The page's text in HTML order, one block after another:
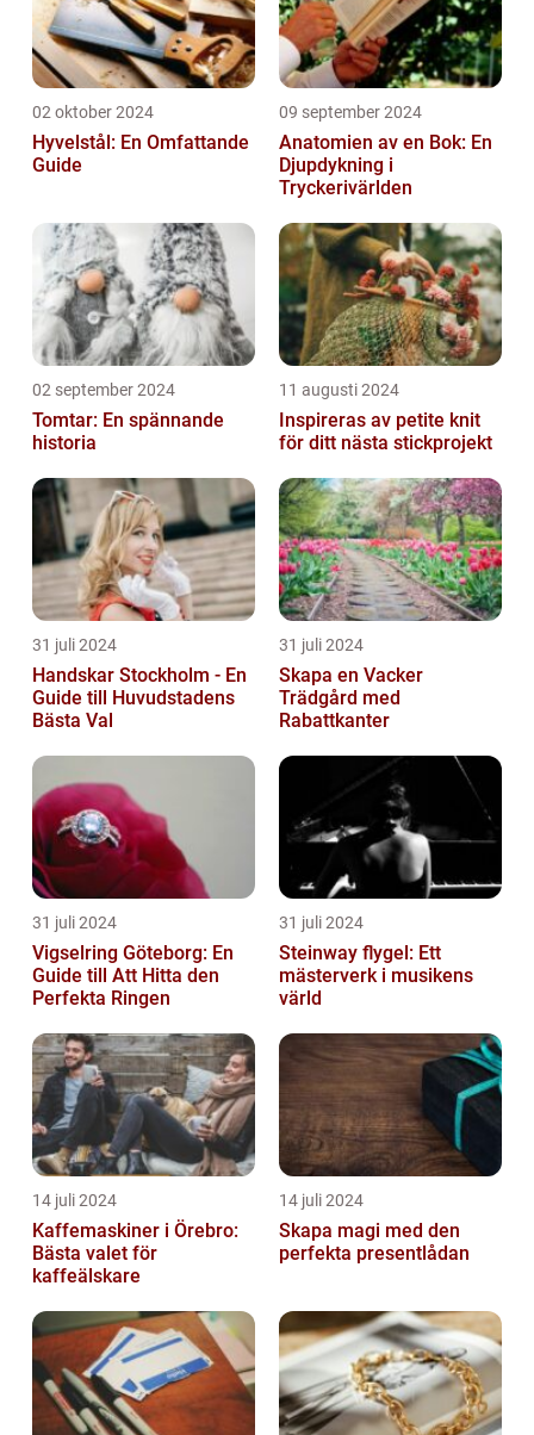
02 oktober 2024
Hyvelstål: En Omfattande
Guide
09 september 2024
Anatomien av en Bok: En
Djupdykning i
Tryckerivärlden
02 september 2024
Tomtar: En spännande
historia
11 augusti 2024
Inspireras av petite knit
för ditt nästa stickprojekt
31 juli 2024
Handskar Stockholm - En
Guide till Huvudstadens
Bästa Val
31 juli 2024
Skapa en Vacker
Trädgård med
Rabattkanter
31 juli 2024
Vigselring Göteborg: En
Guide till Att Hitta den
Perfekta Ringen
31 juli 2024
Steinway flygel: Ett
mästerverk i musikens
värld
14 juli 2024
Kaffemaskiner i Örebro:
Bästa valet för
kaffeälskare
14 juli 2024
Skapa magi med den
perfekta presentlådan